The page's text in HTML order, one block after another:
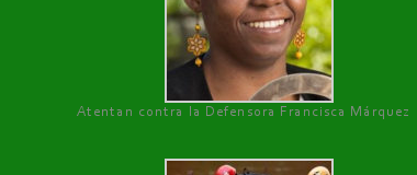
Atentan contra la Defensora Francisca Márquez